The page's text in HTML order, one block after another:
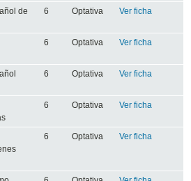
de
6 Optativa Ver ficha
6 Optativa Ver ficha
6 Optativa Ver ficha
6 Optativa Ver ficha
6 Optativa Ver ficha